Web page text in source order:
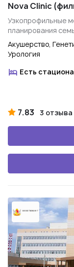
Nova Clinic
Узкопрофильные
планирования
Акушерство,
Урология
Есть
7.83 3 отзыва